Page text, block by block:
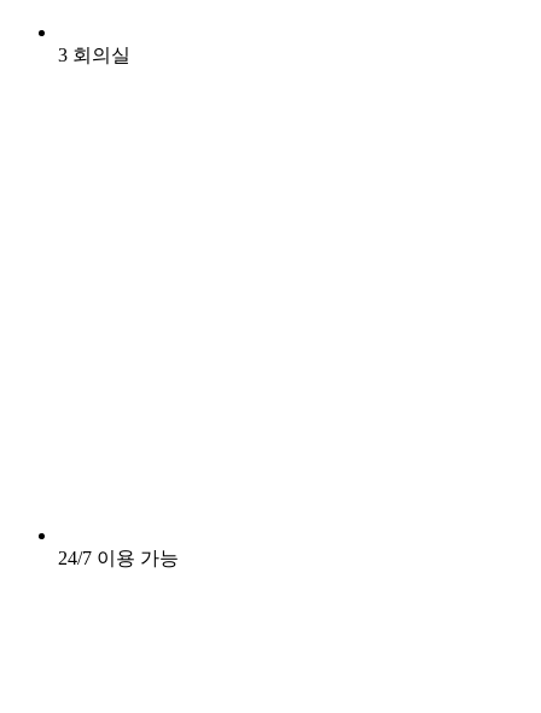
3 회의실
24/7 이용 가능